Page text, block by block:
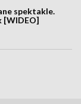
spektakle.
[WIDEO]